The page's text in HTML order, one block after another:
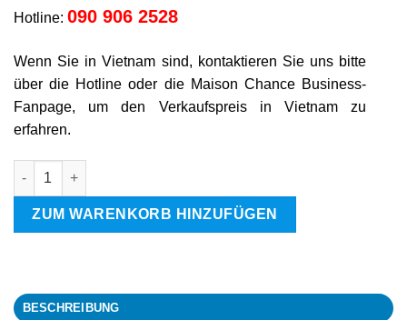
Hotline: 090 906 2528
Wenn Sie in Vietnam sind, kontaktieren Sie uns bitte
über die Hotline oder die Maison Chance Business-
Fanpage, um den Verkaufspreis in Vietnam zu
erfahren.
Büffel Menge
ZUM WARENKORB HINZUFÜGEN
BESCHREIBUNG